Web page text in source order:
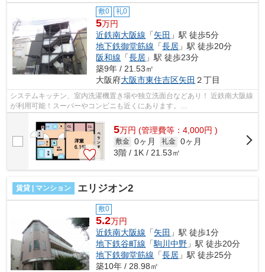
敷0 礼0
5万円
近鉄南大阪線 「矢田 」駅 徒歩5分
地下鉄御堂筋線 「長居 」駅 徒歩20分
阪和線 「長居 」駅 徒歩23分
築9年 / 21.53㎡
大阪府大阪市東住吉区矢田 ２丁目
システムキッチン、室内洗濯機置き場や独立洗面台などあり！ 近鉄南大阪線
が利用可能！スーパーやコンビニも近くにあります。
■□■□■□■□■□■□■□■□■□■□■□■□■□■□■□■□■□■□■□■□ ご覧いただ...
5万円 (管理費等：4,000円 )
敷金 0ヶ月 礼金 0ヶ月
3階 / 1K / 21.53㎡
賃貸 | マンション エリジオン2
敷0
5.2万円
近鉄南大阪線 「矢田 」駅 徒歩1分
地下鉄谷町線 「駒川中野 」駅 徒歩20分
地下鉄御堂筋線 「長居 」駅 徒歩25分
築10年 / 28.98㎡